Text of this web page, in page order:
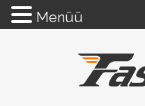
Menüü